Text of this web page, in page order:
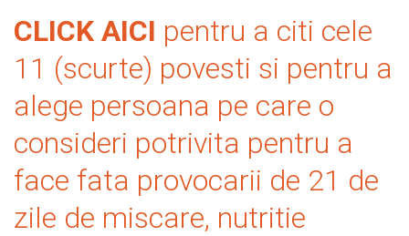
CLICK AICI pentru a citi cele
11 (scurte) povesti si pentru a
alege persoana pe care o
consideri potrivita pentru a
face fata provocarii de 21 de
zile de miscare, nutritie